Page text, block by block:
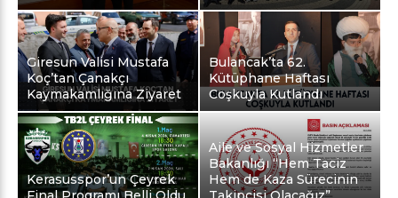
Giresun Valisi Mustafa
Koç’tan Çanakçı
Kaymakamlığına Ziyaret
Bulancak’ta 62.
Kütüphane Haftası
Coşkuyla Kutlandı
Kerasusspor’un Çeyrek
Aile ve Sosyal Hizmetler
Bakanlığı “Hem Taciz
Hem de Kaza Sürecinin